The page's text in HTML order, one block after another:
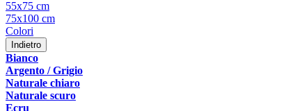
55x75 cm
75x100 cm
Colori
Indietro
Bianco
Argento / Grigio
Naturale chiaro
Naturale scuro
Ecru